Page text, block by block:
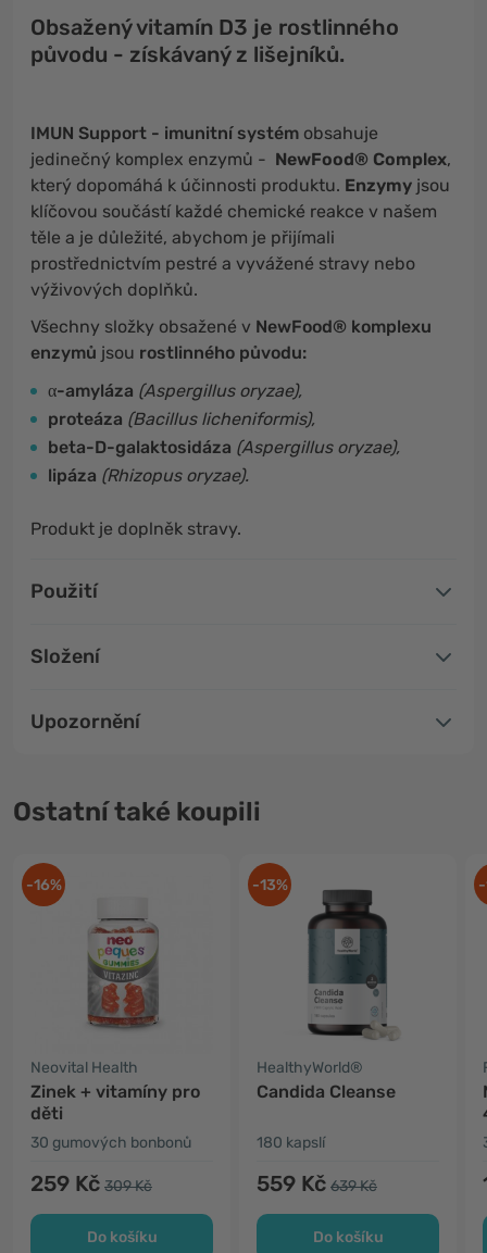
Obsažený vitamín D3 je rostlinného
původu - získávaný z lišejníků.
IMUN Support - imunitní systém obsahuje
jedinečný komplex enzymů - NewFood® Complex,
který dopomáhá k účinnosti produktu. Enzymy jsou
klíčovou součástí každé chemické reakce v našem
těle a je důležité, abychom je přijímali
prostřednictvím pestré a vyvážené stravy nebo
výživových doplňků.
Všechny složky obsažené v NewFood® komplexu
enzymů jsou rostlinného původu:
α-amyláza (Aspergillus oryzae),
proteáza (Bacillus licheniformis),
beta-D-galaktosidáza (Aspergillus oryzae),
lipáza (Rhizopus oryzae).
Produkt je doplněk stravy.
Použití
Složení
Upozornění
Ostatní také koupili
-16%
Neovital Health
Zinek + vitamíny pro
děti
30 gumových bonbonů
259 Kč 309 Kč
Do košíku
-13%
HealthyWorld®
Candida Cleanse
180 kapslí
559 Kč 639 Kč
Do košíku